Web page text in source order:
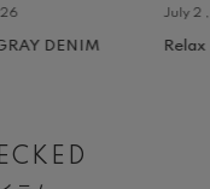
DENIM
July 2
Relax